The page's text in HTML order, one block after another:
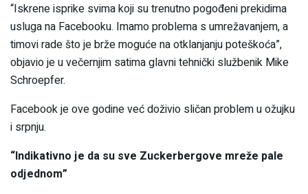
“Iskrene isprike svima koji su trenutno pogođeni prekidima
usluga na Facebooku. Imamo problema s umrežavanjem, a
timovi rade što je brže moguće na otklanjanju poteškoća”,
objavio je u večernjim satima glavni tehnički službenik Mike
Schroepfer.
Facebook je ove godine već doživio sličan problem u ožujku
i srpnju.
“Indikativno je da su sve Zuckerbergove mreže pale
odjednom”